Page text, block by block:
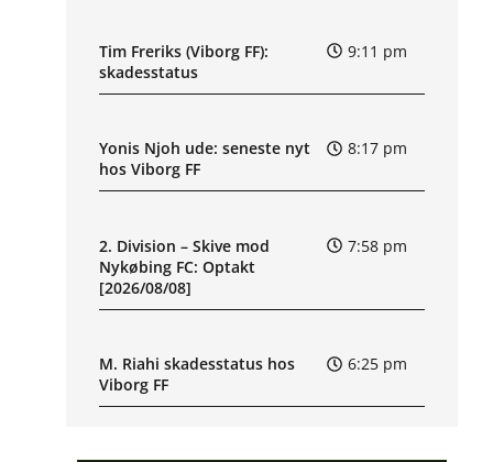
Tim Freriks (Viborg FF):
skadesstatus
9:11 pm
Yonis Njoh ude: seneste nyt
hos Viborg FF
8:17 pm
2. Division – Skive mod
Nykøbing FC: Optakt
[2026/08/08]
7:58 pm
M. Riahi skadesstatus hos
Viborg FF
6:25 pm